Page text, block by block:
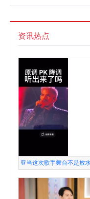
资讯热点
亚当这次歌手舞台不是放